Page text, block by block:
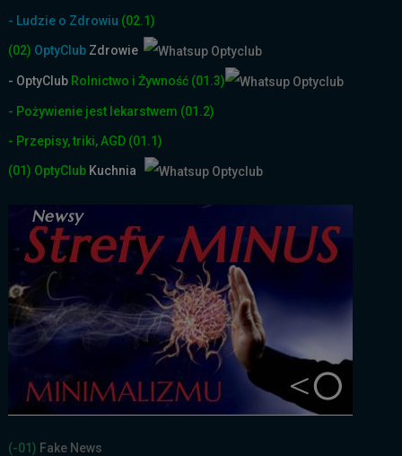
- Ludzie o Zdrowiu (02.1)
(02) OptyClub Zdrowie
- OptyClub Rolnictwo i Żywność (01.3)
- Pożywienie jest lekarstwem (01.2)
- Przepisy, triki, AGD (01.1)
(01) OptyClub Kuchnia
(-01) Fake News